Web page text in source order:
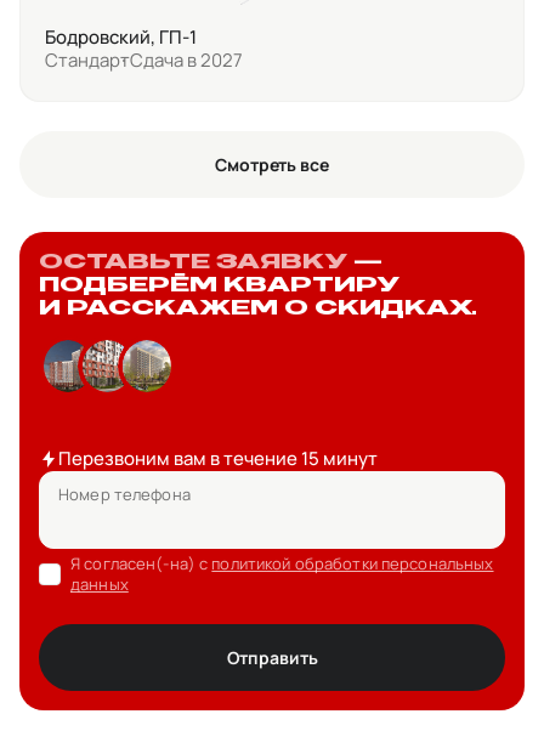
Бодровский, ГП-1
СтандартСдача в 2027
Смотреть все
ОСТАВЬТЕ ЗАЯВКУ —
ПОДБЕРЁМ КВАРТИРУ
И РАССКАЖЕМ О СКИДКАХ.
Перезвоним вам в течение 15 минут
Номер телефона
Я согласен(-на) с политикой обработки персональных
данных
Отправить